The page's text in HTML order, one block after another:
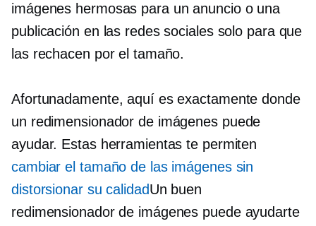
imágenes hermosas para un anuncio o una
publicación en las redes sociales solo para que
las rechacen por el tamaño.
Afortunadamente, aquí es exactamente donde
un redimensionador de imágenes puede
ayudar. Estas herramientas te permiten
cambiar el tamaño de las imágenes sin
distorsionar su calidadUn buen
redimensionador de imágenes puede ayudarte